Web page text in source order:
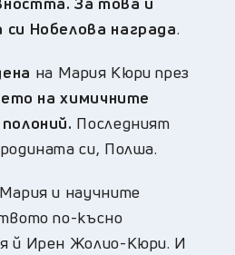
Нобелова награда.
на Мария Кюри през
на химичните
Последният
си, Полша.
и научните
по-късно
й Ирен Жолио-Кюри. И